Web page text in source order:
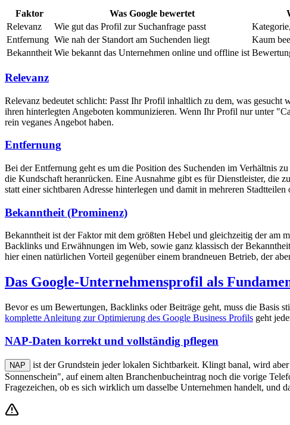
Faktor Was Google bewertet
Relevanz
Wie gut das Profil zur Suchanfrage passt
Entfernung Wie nah der Standort am Suchenden liegt
Kaum
Bekanntheit Wie bekannt das Unternehmen online und offline ist
Relevanz
Relevanz bedeutet schlicht: Passt Ihr Profil inhaltlich zu dem, was
ihren hinterlegten Angeboten kommunizieren. Wenn Ihr Profil nur unter
rein veganes Angebot haben.
Entfernung
Bei der Entfernung geht es um die Position des Suchenden im Verhältnis
die Kundschaft heranrücken. Eine Ausnahme gibt es für Dienstleister, die
statt einer sichtbaren Adresse hinterlegen und damit in mehreren
Bekanntheit (Prominenz)
Bekanntheit ist der Faktor mit dem größten Hebel und gleichzeitig der am
Backlinks und Erwähnungen im Web, sowie ganz klassisch der
hier einen natürlichen Vorteil gegenüber einem brandneuen Betrieb, der
Das Google-Unternehmensprofil als
Bevor es um Bewertungen, Backlinks oder Beiträge geht, muss die Basis
komplette Anleitung zur Optimierung des Google Business Profils geht
NAP-Daten korrekt und vollständig pflegen
NAP
ist der Grundstein jeder lokalen Sichtbarkeit. Klingt banal, wird
Sonnenschein", auf einem alten Branchenbucheintrag noch die vorige
Fragezeichen, ob es sich wirklich um dasselbe Unternehmen handelt, und